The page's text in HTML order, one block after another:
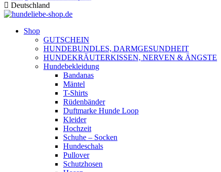
Deutschland
Shop
GUTSCHEIN
HUNDEBUNDLES, DARMGESUNDHEIT
HUNDEKRÄUTERKISSEN, NERVEN & ÄNGSTE
Hundebekleidung
Bandanas
Mäntel
T-Shirts
Rüdenbänder
Duftmarke Hunde Loop
Kleider
Hochzeit
Schuhe – Socken
Hundeschals
Pullover
Schutzhosen